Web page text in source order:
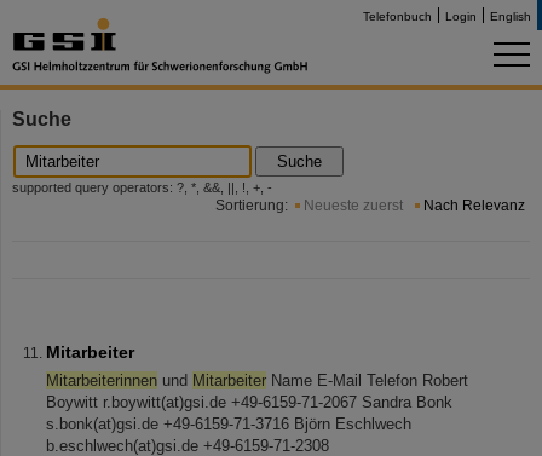
Telefonbuch Login English
Suche
Suche
supported query operators: ?, *, &&, ||, !, +, -
Sortierung: Neueste zuerst Nach Relevanz
Mitarbeiter
Mitarbeiterinnen und Mitarbeiter Name E-Mail Telefon Robert
Boywitt r.boywitt(at)gsi.de +49-6159-71-2067 Sandra Bonk
s.bonk(at)gsi.de +49-6159-71-3716 Björn Eschlwech
b.eschlwech(at)gsi.de +49-6159-71-2308